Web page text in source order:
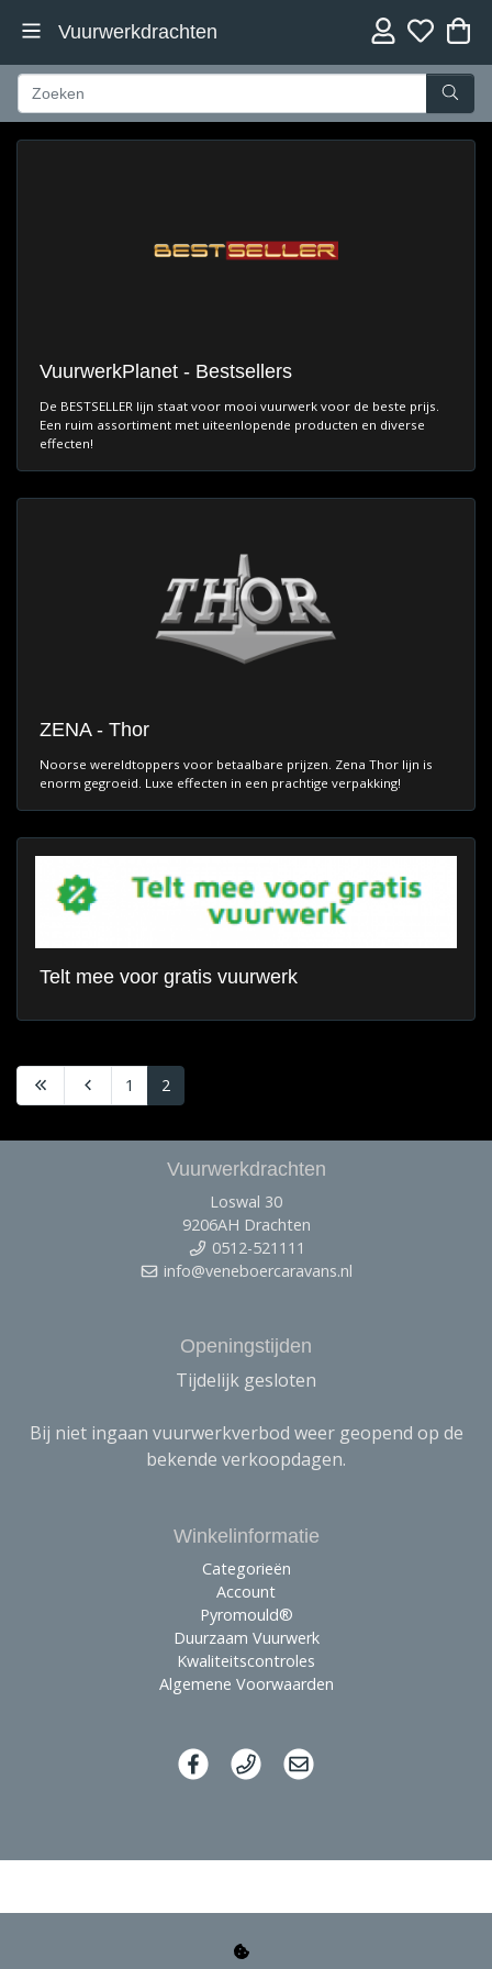
Vuurwerkdrachten
VuurwerkPlanet - Bestsellers
De BESTSELLER lijn staat voor mooi vuurwerk voor de beste prijs.
Een ruim assortiment met uiteenlopende producten en diverse
effecten!
ZENA - Thor
Noorse wereldtoppers voor betaalbare prijzen. Zena Thor lijn is
enorm gegroeid. Luxe effecten in een prachtige verpakking!
Telt mee voor gratis vuurwerk
1 2
Vuurwerkdrachten
Loswal 30
9206AH Drachten
0512-521111
info@veneboercaravans.nl
Openingstijden
Tijdelijk gesloten
Bij niet ingaan vuurwerkverbod weer geopend op de
bekende verkoopdagen.
Winkelinformatie
Categorieën
Account
Pyromould®
Duurzaam Vuurwerk
Kwaliteitscontroles
Algemene Voorwaarden